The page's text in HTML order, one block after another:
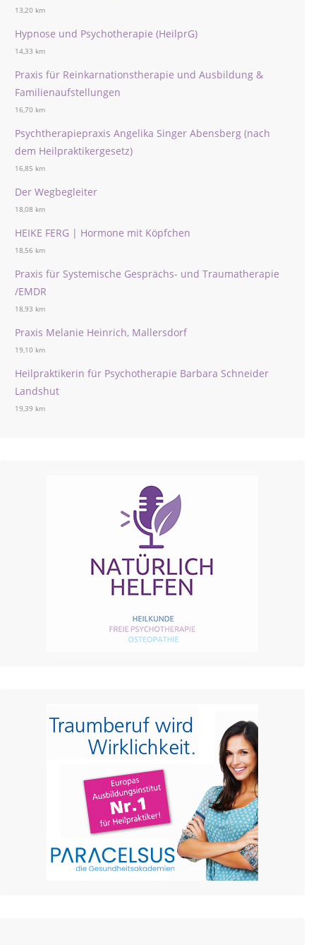
13,20 km
Hypnose und Psychotherapie (HeilprG)
14,33 km
Praxis für Reinkarnationstherapie und Ausbildung &
Familienaufstellungen
16,70 km
Psychtherapiepraxis Angelika Singer Abensberg (nach
dem Heilpraktikergesetz)
16,85 km
Der Wegbegleiter
18,08 km
HEIKE FERG | Hormone mit Köpfchen
18,56 km
Praxis für Systemische Gesprächs- und Traumatherapie
/EMDR
18,93 km
Praxis Melanie Heinrich, Mallersdorf
19,10 km
Heilpraktikerin für Psychotherapie Barbara Schneider
Landshut
19,39 km